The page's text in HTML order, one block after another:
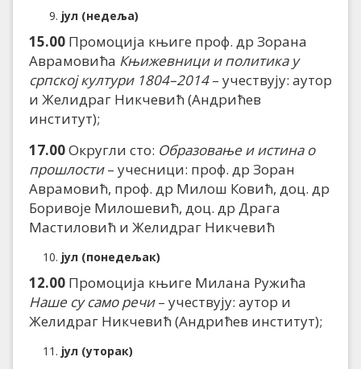
јул (недеља)
15.00 Промоција књиге проф. др Зорана
Аврамовића Књижевници и политика у
српској култури 1804–2014– учествују: аутор
и Желидраг Никчевић (Андрићев
институт);
17.00Округли сто: Образовање и истина о
прошлости– учесници: проф. др Зоран
Аврамовић, проф. др Милош Ковић, доц. др
Боривоје Милошевић, доц. др Драга
Мастиловић и Желидраг Никчевић
јул (понедељак)
12.00 Промоција књиге Милана Ружића
Наше су само речи– учествују: аутор и
Желидраг Никчевић (Андрићев институт);
јул (уторак)